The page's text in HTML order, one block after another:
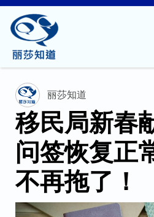
丽莎知道
移民局新春
问签恢复正
不再拖了！